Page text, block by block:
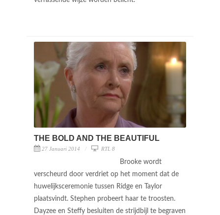
THE BOLD AND THE BEAUTIFUL
27 Januari 2014 RTL 8
Brooke wordt
verscheurd door verdriet op het moment dat de
huwelijksceremonie tussen Ridge en Taylor
plaatsvindt. Stephen probeert haar te troosten.
Dayzee en Steffy besluiten de strijdbijl te begraven